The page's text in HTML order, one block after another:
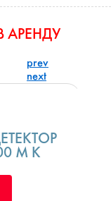
АРЕНДУ
prev
next
M K